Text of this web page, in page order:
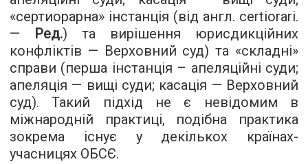
«сертиорарна» інстанція (від англ. certiorari.
— Ред.) та вирішення юрисдикційних
конфліктів — Верховний суд) та «складні»
справи (перша інстанція – апеляційні суди;
апеляція — вищі суди; касація — Верховний
суд). Такий підхід не є невідомим в
міжнародній практиці, подібна практика
зокрема існує у декількох країнах-
учасницях ОБСЄ.